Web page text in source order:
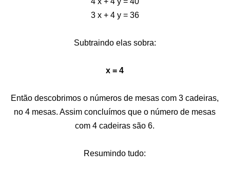
3 x + 4 y = 36
Subtraindo elas sobra:
x = 4
Então descobrimos o números de mesas com 3 cadeiras,
no 4 mesas. Assim concluímos que o número de mesas
com 4 cadeiras são 6.
Resumindo tudo: